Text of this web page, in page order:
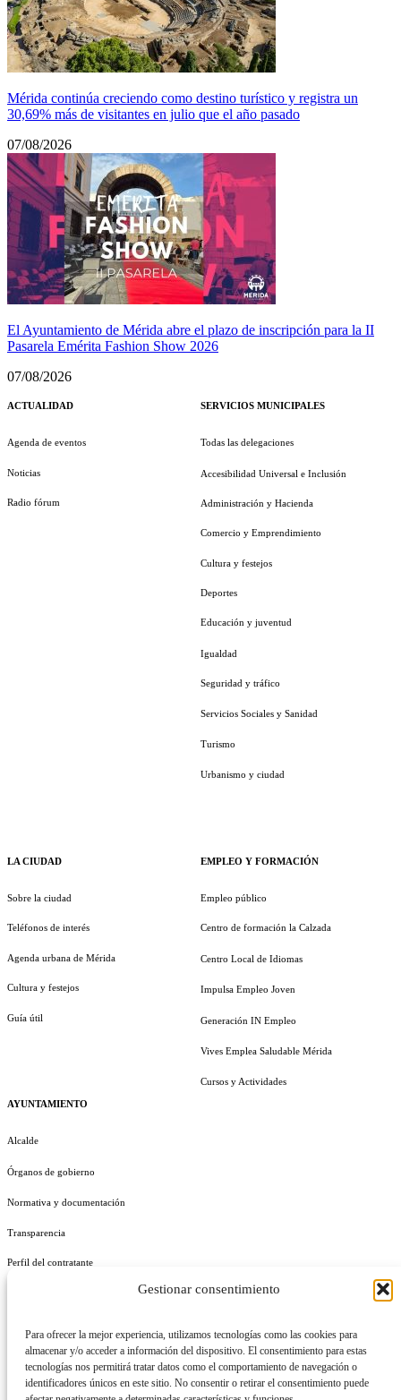
Gestionar consentimiento
Para ofrecer la mejor experiencia, utilizamos tecnologías como las cookies para
almacenar y/o acceder a información del dispositivo. El consentimiento para estas
tecnologías nos permitirá tratar datos como el comportamiento de navegación o
identificadores únicos en este sitio. No consentir o retirar el consentimiento puede
Mérida continúa creciendo como destino turístico y registra un
30,69% más de visitantes en julio que el año pasado
07/08/2026
El Ayuntamiento de Mérida abre el plazo de inscripción para la II
Pasarela Emérita Fashion Show 2026
07/08/2026
ACTUALIDAD
Agenda de eventos
Noticias
Radio fórum
LA CIUDAD
Sobre la ciudad
Teléfonos de interés
Agenda urbana de Mérida
Cultura y festejos
Guía útil
AYUNTAMIENTO
Alcalde
Órganos de gobierno
Normativa y documentación
Transparencia
Perfil del contratante
SERVICIOS MUNICIPALES
Todas las delegaciones
Accesibilidad Universal e Inclusión
Administración y Hacienda
Comercio y Emprendimiento
Cultura y festejos
Deportes
Educación y juventud
Igualdad
Seguridad y tráfico
Servicios Sociales y Sanidad
Turismo
Urbanismo y ciudad
EMPLEO Y FORMACIÓN
Empleo público
Centro de formación la Calzada
Centro Local de Idiomas
Impulsa Empleo Joven
Generación IN Empleo
Vives Emplea Saludable Mérida
Cursos y Actividades